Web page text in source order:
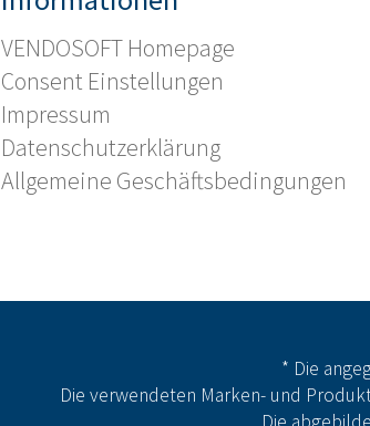
VENDOSOFT Homepage
Consent Einstellungen
Impressum
Datenschutzerklärung
Allgemeine Geschäftsbedingungen
* Die
Die verwendeten Marken- und